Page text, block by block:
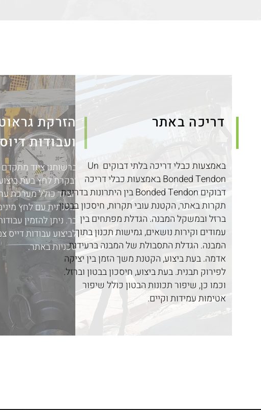
הזרקת
ועבודות דיוס
ברשותנו ציוד
ובקרת לחץ בעת
הציוד כולל מערכת
בר. ניתן להזמין
לביצוע עבודות
טכניות באתר.
דריכה באתר
באמצעות כבלי דריכה בלתי דבוקים Un
Bonded Tendon באמצעות כבלי דריכה
דבוקים Bonded Tendon בין היתרונות בדריכת
תקרות באתר, הקטנת עובי תקרות, חיסכון בבטון
ברזל ובמשקל המבנה. הגדלת מפתחים בין
עמודים וקירות נושאים, גמישות תכנון בתוך
המבנה. הגדלת התסבולת של המבנה ברעידות
אדמה. בעת ביצוע, הקטנת משך הזמן בין יציקה
לפירוק תבנית. בעת ביצוע, חיסכון בבטון וברזל.
וכמו כן, שיפור תכונות הבטון כולל שיפור
אטימות עמידות וקיים.